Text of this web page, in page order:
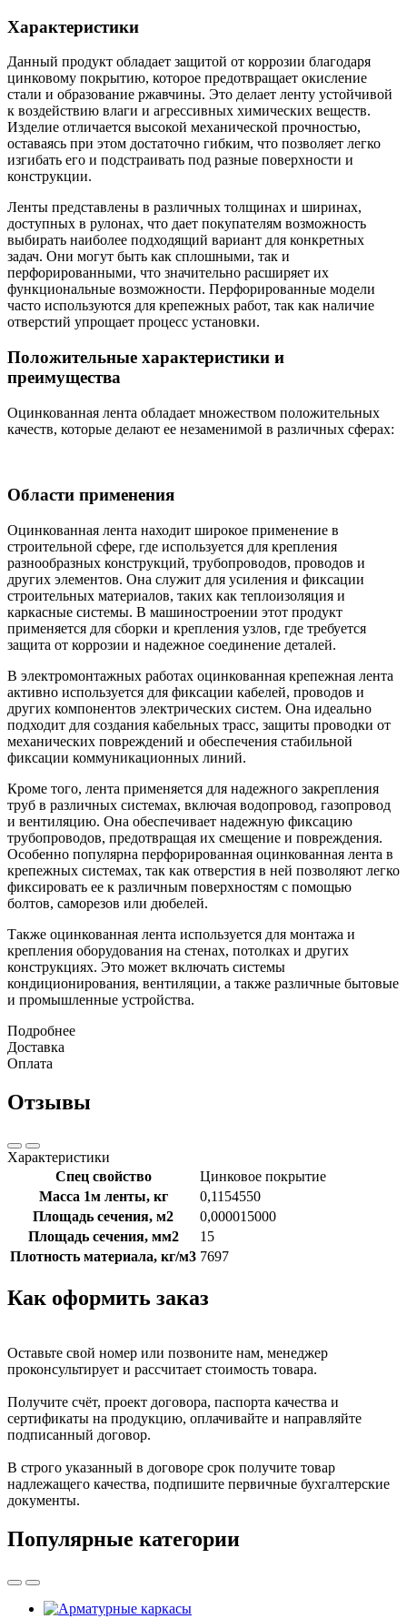
Характеристики
Данный продукт обладает защитой от коррозии благодаря
цинковому покрытию, которое предотвращает окисление
стали и образование ржавчины. Это делает ленту устойчивой
к воздействию влаги и агрессивных химических веществ.
Изделие отличается высокой механической прочностью,
оставаясь при этом достаточно гибким, что позволяет легко
изгибать его и подстраивать под разные поверхности и
конструкции.
Ленты представлены в различных толщинах и ширинах,
доступных в рулонах, что дает покупателям возможность
выбирать наиболее подходящий вариант для конкретных
задач. Они могут быть как сплошными, так и
перфорированными, что значительно расширяет их
функциональные возможности. Перфорированные модели
часто используются для крепежных работ, так как наличие
отверстий упрощает процесс установки.
Положительные характеристики и
преимущества
Оцинкованная лента обладает множеством положительных
качеств, которые делают ее незаменимой в различных сферах:
Области применения
Оцинкованная лента находит широкое применение в
строительной сфере, где используется для крепления
разнообразных конструкций, трубопроводов, проводов и
других элементов. Она служит для усиления и фиксации
строительных материалов, таких как теплоизоляция и
каркасные системы. В машиностроении этот продукт
применяется для сборки и крепления узлов, где требуется
защита от коррозии и надежное соединение деталей.
В электромонтажных работах оцинкованная крепежная лента
активно используется для фиксации кабелей, проводов и
других компонентов электрических систем. Она идеально
подходит для создания кабельных трасс, защиты проводки от
механических повреждений и обеспечения стабильной
фиксации коммуникационных линий.
Кроме того, лента применяется для надежного закрепления
труб в различных системах, включая водопровод, газопровод
и вентиляцию. Она обеспечивает надежную фиксацию
трубопроводов, предотвращая их смещение и повреждения.
Особенно популярна перфорированная оцинкованная лента в
крепежных системах, так как отверстия в ней позволяют легко
фиксировать ее к различным поверхностям с помощью
болтов, саморезов или дюбелей.
Также оцинкованная лента используется для монтажа и
крепления оборудования на стенах, потолках и других
конструкциях. Это может включать системы
кондиционирования, вентиляции, а также различные бытовые
и промышленные устройства.
Подробнее
Доставка
Оплата
Отзывы
Характеристики
Спец свойство
Цинковое покрытие
Масса 1м ленты, кг
0,1154550
Площадь сечения, м2
0,000015000
Площадь сечения, мм2
15
Плотность материала, кг/м3 7697
Как оформить заказ
Оставьте свой номер или позвоните нам, менеджер
проконсультирует и рассчитает стоимость товара.
Получите счёт, проект договора, паспорта качества и
сертификаты на продукцию, оплачивайте и направляйте
подписанный договор.
В строго указанный в договоре срок получите товар
надлежащего качества, подпишите первичные бухгалтерские
документы.
Популярные категории